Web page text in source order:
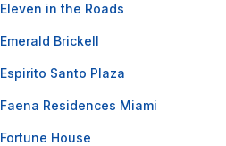
Eleven in the Roads
Emerald Brickell
Espirito Santo Plaza
Faena Residences Miami
Fortune House